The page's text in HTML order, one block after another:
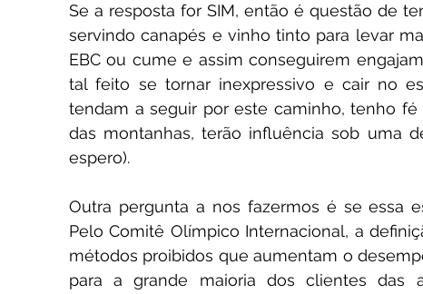
Se a resposta for SIM, então é questão de
servindo canapés e vinho tinto para levar
EBC ou cume e assim conseguirem
tal feito se tornar inexpressivo e cair no
tendam a seguir por este caminho, tenho
das montanhas, terão influência sob uma
espero).
Outra pergunta a nos fazermos é se essa
Pelo Comitê Olímpico Internacional, a
métodos proibidos que aumentam o
para a grande maioria dos clientes das